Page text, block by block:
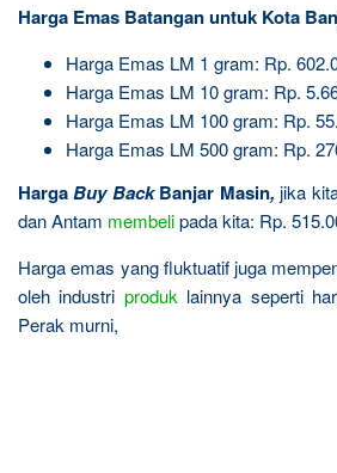
Harga Emas Batangan untuk Kota
Harga Emas LM 1 gram: Rp.
Harga Emas LM 10 gram: Rp.
Harga Emas LM 100 gram: Rp.
Harga Emas LM 500 gram: Rp.
HargaBuy BackBanjar Masin,jika
dan Antam membelipada kita: Rp.
Harga emas yang fluktuatif juga
oleh industri produk lainnya seperti
Perak murni,